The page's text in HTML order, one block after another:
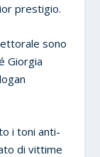
prestigio.
sono
Giorgia
i toni anti-
di vittime